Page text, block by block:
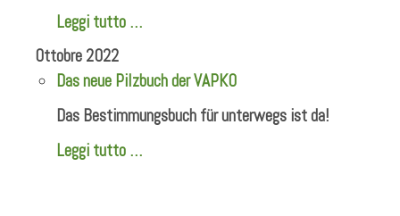
Leggi tutto …
Ottobre 2022
Das neue Pilzbuch der VAPKO
Das Bestimmungsbuch für unterwegs ist da!
Leggi tutto …